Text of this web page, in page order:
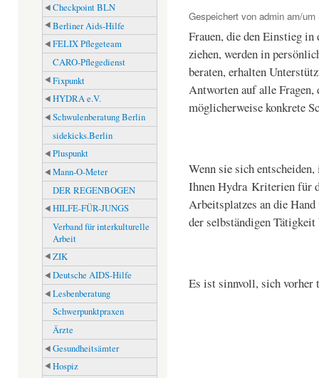
Checkpoint BLN
Berliner Aids-Hilfe
FELIX Pflegeteam
CARO-Pflegedienst
Fixpunkt
HYDRA e.V.
Schwulenberatung Berlin
sidekicks.Berlin
Pluspunkt
Mann-O-Meter
DER REGENBOGEN
HILFE-FÜR-JUNGS
Verband für interkulturelle
Arbeit
ZIK
Deutsche AIDS-Hilfe
Lesbenberatung
Schwerpunktpraxen
Ärzte
Gesundheitsämter
Hospiz
Gespeichert von admin am/um
Frauen, die den Einstieg
ziehen, werden in
beraten, erhalten
Antworten auf alle Fragen,
möglicherweise konkrete
Wenn sie sich
Ihnen Hydra Kriterien für
Arbeitsplatzes an die
der selbständigen Tätigkeit
Es ist sinnvoll, sich vorher